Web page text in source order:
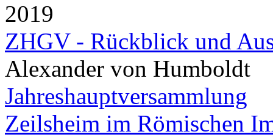
2019
ZHGV - Rückblick und
Alexander von Humboldt
Jahreshauptversammlung
Zeilsheim im Römischen